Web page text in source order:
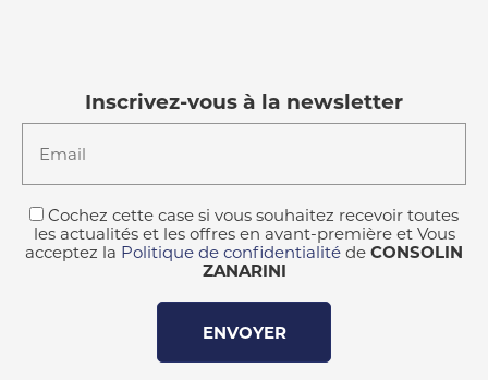
Inscrivez-vous à la newsletter
Email
Cochez cette case si vous souhaitez recevoir toutes
les actualités et les offres en avant-première et Vous
acceptez la Politique de confidentialité de CONSOLIN
ZANARINI